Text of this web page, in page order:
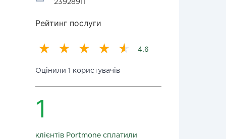
23928911
Рейтинг послуги
4.6
Оцінили 1 користувачів
1
клієнтів Portmone сплатили